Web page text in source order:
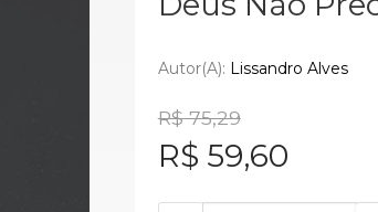
Autor(a): Lissandro Alves
R$ 75,29
R$ 59,60